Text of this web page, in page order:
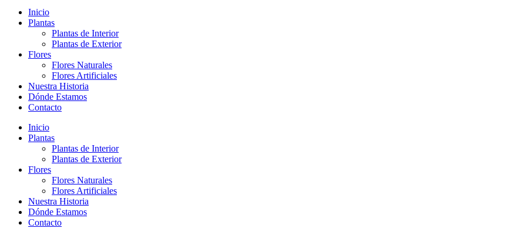
Inicio
Plantas
Plantas de Interior
Plantas de Exterior
Flores
Flores Naturales
Flores Artificiales
Nuestra Historia
Dónde Estamos
Contacto
Inicio
Plantas
Plantas de Interior
Plantas de Exterior
Flores
Flores Naturales
Flores Artificiales
Nuestra Historia
Dónde Estamos
Contacto